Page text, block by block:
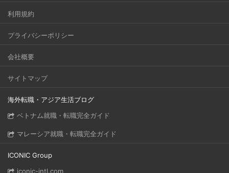
利用規約
プライバシーポリシー
会社概要
サイトマップ
海外転職・アジア生活ブログ
ベトナム就職・転職完全ガイド
マレーシア就職・転職完全ガイド
ICONIC Group
iconic-intl.com